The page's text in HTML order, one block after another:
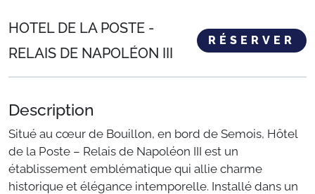
HOTEL DE LA POSTE -
RELAIS DE NAPOLÉON III
RÉSERVER
Description
Situé au cœur de Bouillon, en bord de Semois, Hôtel
de la Poste – Relais de Napoléon III est un
établissement emblématique qui allie charme
historique et élégance intemporelle. Installé dans un